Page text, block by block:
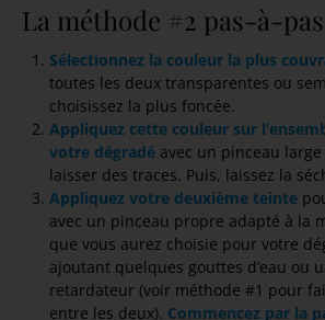
La méthode #2 pas-à-pas
Sélectionnez la couleur la plus
toutes les deux transparentes ou
choisissez la plus foncée.
Appliquez cette couleur sur
votre dégradé avec un pinceau
laisser des traces. Puis, laissez la
Appliquez votre deuxième teinte
avec un pinceau propre adapté à la
que vous aurez choisie pour votre
ajoutant quelques gouttes d’eau ou
retardateur (voir méthode #1 pour
entre les deux). Commencez par la